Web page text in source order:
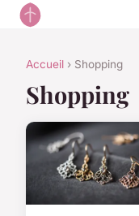
Accueil › Shopping
Shopping